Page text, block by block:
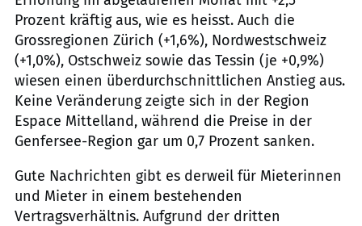
Prozent kräftig aus, wie es heisst. Auch die
Grossregionen Zürich (+1,6%), Nordwestschweiz
(+1,0%), Ostschweiz sowie das Tessin (je +0,9%)
wiesen einen überdurchschnittlichen Anstieg aus.
Keine Veränderung zeigte sich in der Region
Espace Mittelland, während die Preise in der
Genfersee-Region gar um 0,7 Prozent sanken.
Gute Nachrichten gibt es derweil für Mieterinnen
und Mieter in einem bestehenden
Vertragsverhältnis. Aufgrund der dritten